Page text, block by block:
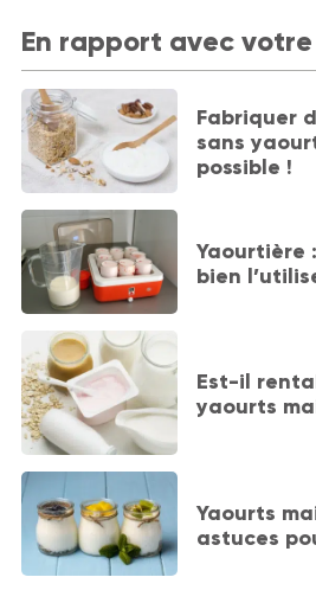
En rapport avec
Fabriquer
sans
possible !
Yaourtière
bien
Est-il
yaourts
Yaourts
astuces